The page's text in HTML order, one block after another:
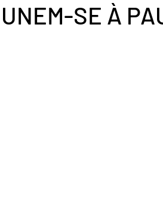
UNEM-SE À